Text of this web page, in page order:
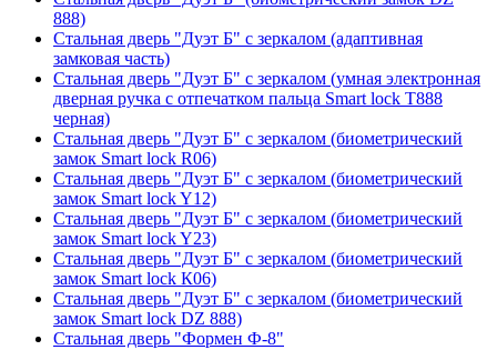
888)
Стальная дверь "Дуэт Б" с зеркалом (адаптивная
замковая часть)
Стальная дверь "Дуэт Б" с зеркалом (умная электронная
дверная ручка с отпечатком пальца Smart lock T888
черная)
Стальная дверь "Дуэт Б" с зеркалом (биометрический
замок Smart lock R06)
Стальная дверь "Дуэт Б" с зеркалом (биометрический
замок Smart lock Y12)
Стальная дверь "Дуэт Б" с зеркалом (биометрический
замок Smart lock Y23)
Стальная дверь "Дуэт Б" с зеркалом (биометрический
замок Smart lock К06)
Стальная дверь "Дуэт Б" с зеркалом (биометрический
замок Smart lock DZ 888)
Стальная дверь "Формен Ф-8"